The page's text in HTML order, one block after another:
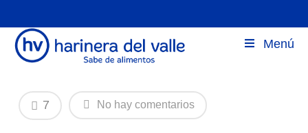
Menú
Harinera del Valle en la Revista Forbes
Colombia
No hay comentarios
7